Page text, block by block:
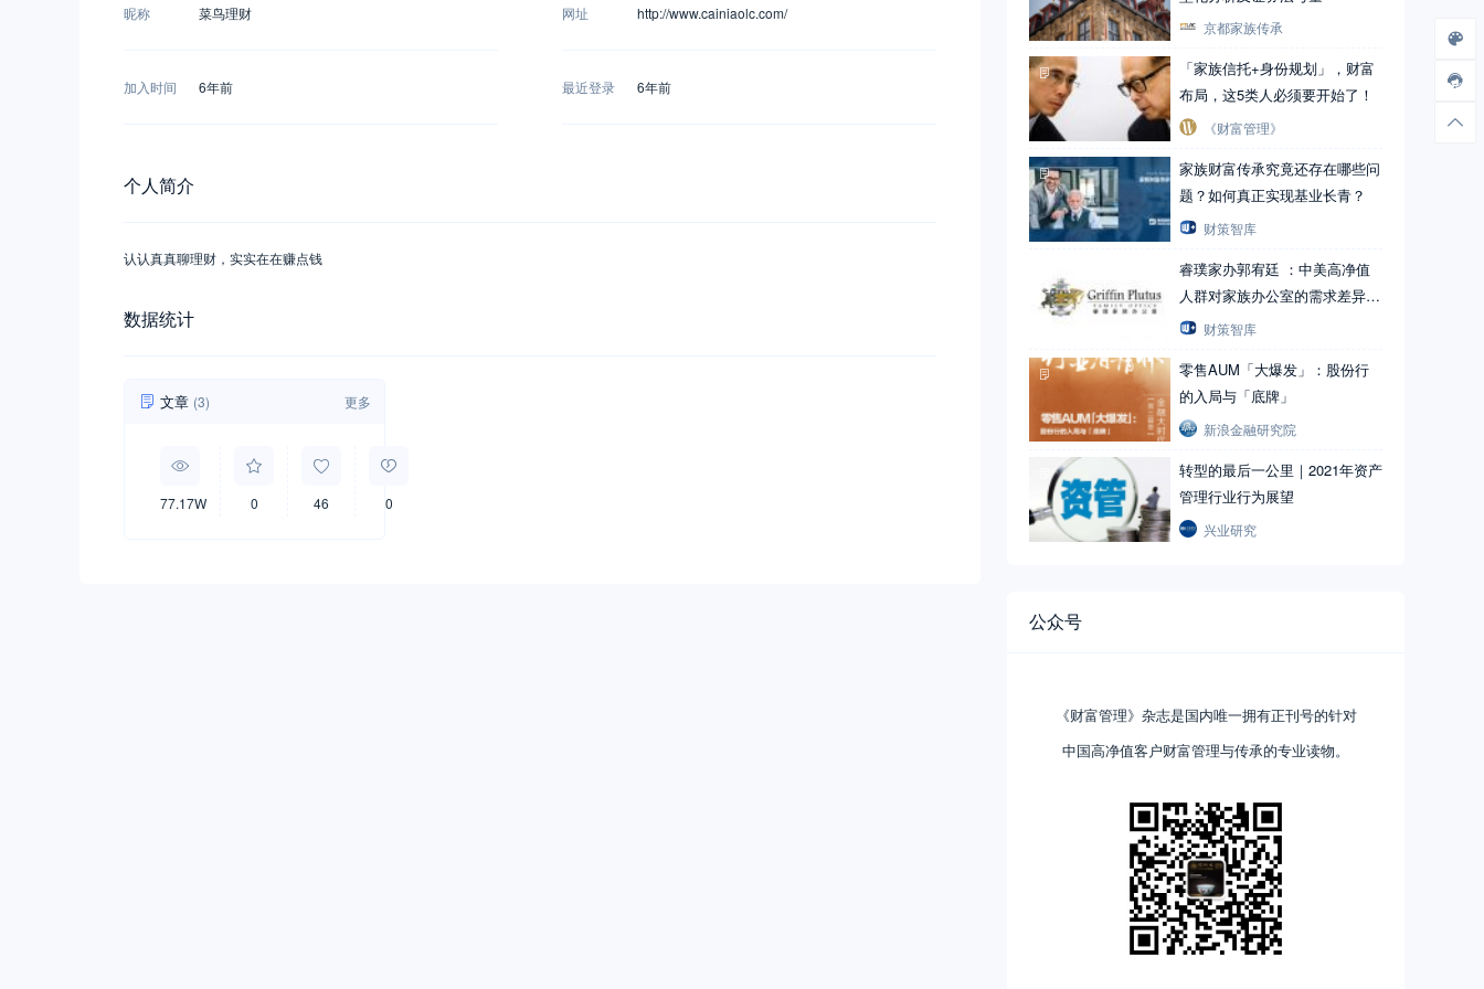
昵称 菜鸟理财 网址 http://www.cainiaolc.com/
加入时间 6年前 最近登录 6年前
个人简介
认认真真聊理财，实实在在赚点钱
数据统计
文章 (3) 更多
77.17W 0 46 0
京都家族传承
「家族信托+身份规划」，财富
布局，这5类人必须要开始了！
《财富管理》
家族财富传承究竟还存在哪些问
题？如何真正实现基业长青？
财策智库
睿璞家办郭宥廷 ：中美高净值
人群对家族办公室的需求差异在
哪里？财策智库
零售AUM「大爆发」：股份行
的入局与「底牌」
新浪金融研究院
转型的最后一公里｜2021年资产
管理行业行为展望
兴业研究
公众号
《财富管理》杂志是国内唯一拥有正刊号的针对
中国高净值客户财富管理与传承的专业读物。